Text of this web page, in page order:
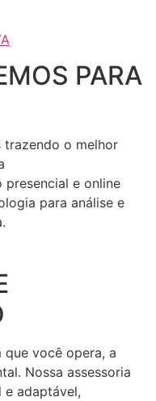
PARA
trazendo o melhor
presencial e online
para análise e
que você opera, a
Nossa assessoria
e adaptável,